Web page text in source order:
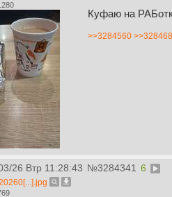
Куфаю на
>>3284560
26 Втр 11:28:43 №3284341 6